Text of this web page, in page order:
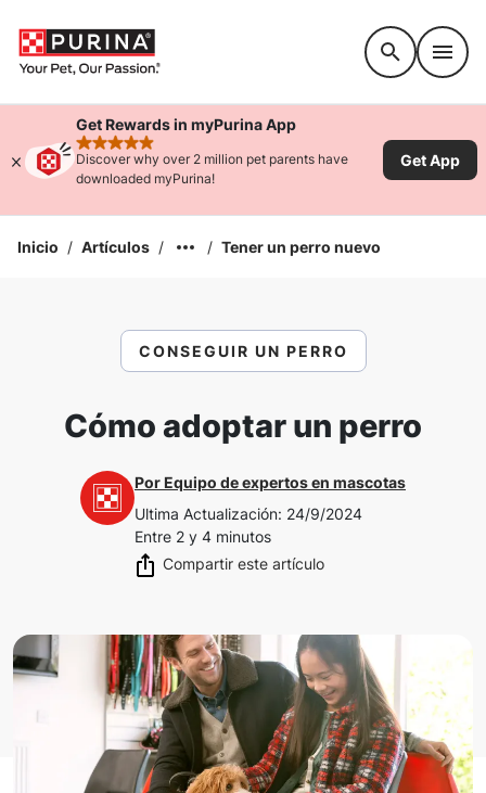
Get Rewards in myPurina App
rated 4.9 stars
Discover why over 2 million pet parents have
downloaded myPurina!
Get App
Inicio / Artículos / / Tener un perro nuevo
CONSEGUIR UN PERRO
Cómo adoptar un perro
PorEquipo de expertos en mascotas
Ultima Actualización: 24/9/2024
Entre 2 y 4 minutos
Compartir este artículo